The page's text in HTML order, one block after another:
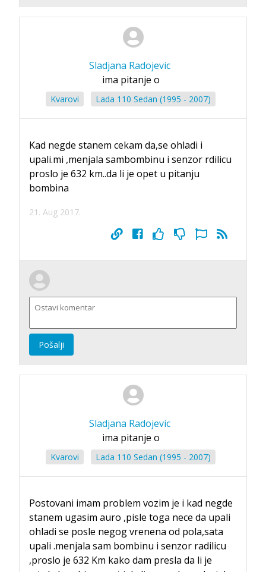
Sladjana Radojevic
ima pitanje o
Kvarovi Lada 110 Sedan (1995 - 2007)
Kad negde stanem cekam da,se ohladi i
upali.mi ,menjala sambombinu i senzor rdilicu
proslo je 632 km..da li je opet u pitanju
bombina
21. Aug 2017.
Pošalji
Sladjana Radojevic
ima pitanje o
Kvarovi Lada 110 Sedan (1995 - 2007)
Postovani imam problem vozim je i kad negde
stanem ugasim auro ,pisle toga nece da upali
ohladi se posle negog vrenena od pola,sata
upali .menjala sam bombinu i senzor radilicu
,proslo je 632 Km kako dam presla da li je